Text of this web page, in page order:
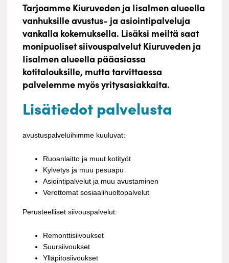
Tarjoamme Kiuruveden ja Iisalmen alueella
vanhuksille avustus- ja asiointipalveluja
vankalla kokemuksella. Lisäksi meiltä saat
monipuoliset siivouspalvelut Kiuruveden ja
Iisalmen alueella pääasiassa
kotitalouksille, mutta tarvittaessa
palvelemme myös yritysasiakkaita.
Lisätiedot palvelusta
avustuspalveluihimme kuuluvat:
Ruoanlaitto ja muut kotityöt
Kylvetys ja muu pesuapu
Asiointipalvelut ja muu avustaminen
Verottomat sosiaalihuoltopalvelut
Perusteelliset siivouspalvelut:
Remonttisiivoukset
Suursiivoukset
Ylläpitosiivoukset